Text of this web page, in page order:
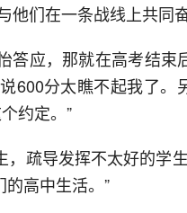
他们在一条战线上共同
答应，那就在高考结束
600分太瞧不起我了。
约定。”
疏导发挥不太好的学
高中生活。”